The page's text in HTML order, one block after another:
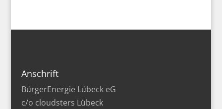
Anschrift
BürgerEnergie Lübeck eG
c/o cloudsters Lübeck